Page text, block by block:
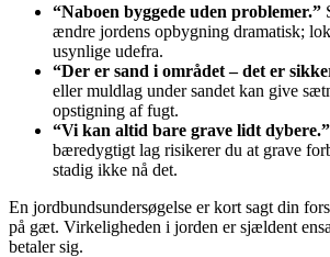
“Naboen byggede uden problemer.”
ændre jordens opbygning dramatisk;
usynlige udefra.
“Der er sand i området – det er
eller muldlag under sandet kan give
opstigning af fugt.
“Vi kan altid bare grave lidt dybere.”
bæredygtigt lag risikerer du at grave
stadig ikke nå det.
En jordbundsundersøgelse er kort sagt din
på gæt. Virkeligheden i jorden er sjældent
betaler sig.